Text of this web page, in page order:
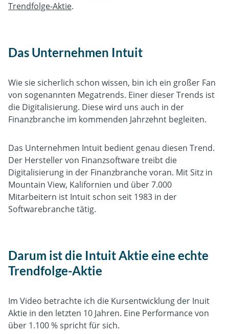
Trendfolge-Aktie.
Das Unternehmen Intuit
Wie sie sicherlich schon wissen, bin ich ein großer Fan
von sogenannten Megatrends. Einer dieser Trends ist
die Digitalisierung. Diese wird uns auch in der
Finanzbranche im kommenden Jahrzehnt begleiten.
Das Unternehmen Intuit bedient genau diesen Trend.
Der Hersteller von Finanzsoftware treibt die
Digitalisierung in der Finanzbranche voran. Mit Sitz in
Mountain View, Kalifornien und über 7.000
Mitarbeitern ist Intuit schon seit 1983 in der
Softwarebranche tätig.
Darum ist die Intuit Aktie eine echte
Trendfolge-Aktie
Im Video betrachte ich die Kursentwicklung der Inuit
Aktie in den letzten 10 Jahren. Eine Performance von
über 1.100 % spricht für sich.